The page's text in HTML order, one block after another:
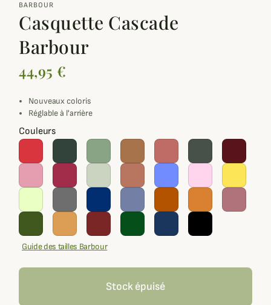
BARBOUR
Casquette Cascade
Barbour
44,95 €
Nouveaux coloris
Réglable à l'arrière
Couleurs
Guide des tailles Barbour
Stock épuisé